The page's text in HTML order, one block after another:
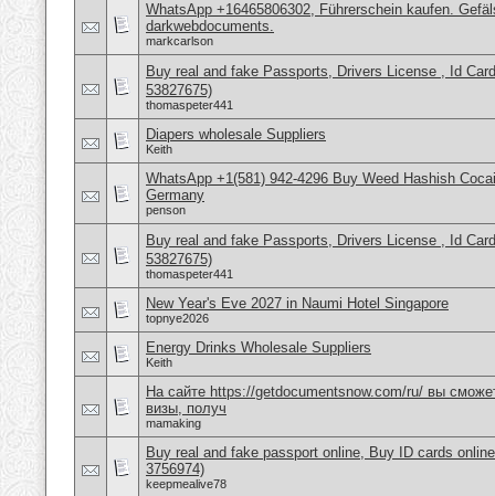
WhatsApp +16465806302, Führerschein kaufen.
darkwebdocuments.
markcarlson
Buy real and fake Passports, Drivers License , Id
53827675)
thomaspeter441
Diapers wholesale Suppliers
Keith
WhatsApp +1(581) 942-4296 Buy Weed Hashish
Germany
penson
Buy real and fake Passports, Drivers License , Id
53827675)
thomaspeter441
New Year's Eve 2027 in Naumi Hotel Singapore
topnye2026
Energy Drinks Wholesale Suppliers
Keith
На сайте https://getdocumentsnow.com/ru/ вы
визы, получ
mamaking
Buy real and fake passport online, Buy ID cards
3756974)
keepmealive78